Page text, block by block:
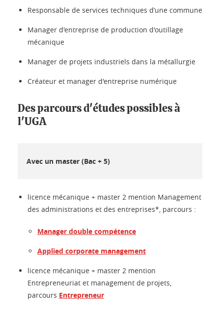
Responsable de services techniques d’une commune
Manager d'entreprise de production d'outillage
mécanique
Manager de projets industriels dans la métallurgie
Créateur et manager d'entreprise numérique
Des parcours d'études possibles à
l'UGA
Avec un master (Bac + 5)
licence mécanique + master 2 mention Management
des administrations et des entreprises*, parcours :
Manager double compétence
Applied corporate management
licence mécanique + master 2 mention
Entrepreneuriat et management de projets,
parcours Entrepreneur